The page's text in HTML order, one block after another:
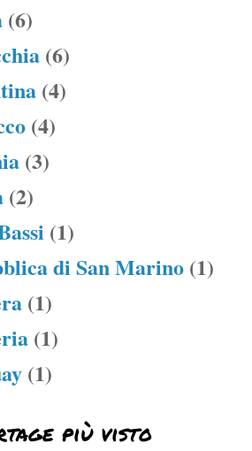
(6)
(6)
(4)
(4)
(3)
(2)
(1)
di San Marino (1)
(1)
(1)
(1)
più visto